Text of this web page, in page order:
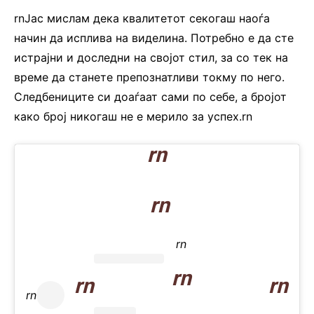
rnЈас мислам дека квалитетот секогаш наоѓа
начин да исплива на виделина. Потребно е да сте
истрајни и доследни на својот стил, за со тек на
време да станете препознатливи токму по него.
Следбениците си доаѓаат сами по себе, а бројот
како број никогаш не е мерило за успех.rn
rn
rn
rn rn
rn
rn
rn